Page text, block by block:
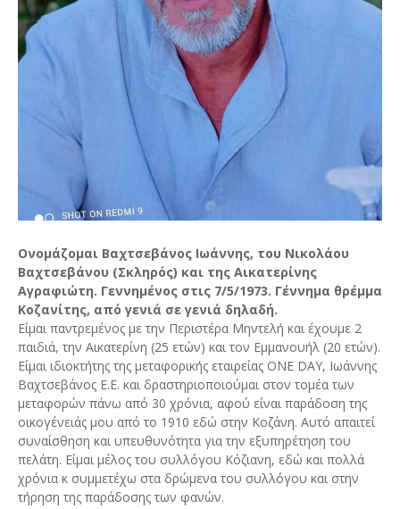
Ονομάζομαι Βαχτσεβάνος Ιωάννης, του Νικολάου
Βαχτσεβάνου (Σκληρός) και της Αικατερίνης
Αγραφιώτη. Γεννημένος στις 7/5/1973. Γέννημα θρέμμα
Κοζανίτης, από γενιά σε γενιά δηλαδή.
Είμαι παντρεμένος με την Περιστέρα Μηντελή και έχουμε 2
παιδιά, την Αικατερίνη (25 ετών) και τον Εμμανουήλ (20 ετών).
Είμαι ιδιοκτήτης της μεταφορικής εταιρείας ONE DAY, Ιωάννης
Βαχτσεβάνος Ε.Ε. και δραστηριοποιούμαι στον τομέα των
μεταφορών πάνω από 30 χρόνια, αφού είναι παράδοση της
οικογένειάς μου από το 1910 εδώ στην Κοζάνη. Αυτό απαιτεί
συναίσθηση και υπευθυνότητα για την εξυπηρέτηση του
πελάτη. Είμαι μέλος του συλλόγου Κόζιανη, εδώ και πολλά
χρόνια κ συμμετέχω στα δρώμενα του συλλόγου και στην
τήρηση της παράδοσης των φανών.